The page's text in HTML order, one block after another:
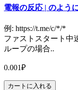
電報の反応 | のよう
例: https://t.me/c/*/*
ファストスタート中
ループの場合..
0.001₽
カートに入れる